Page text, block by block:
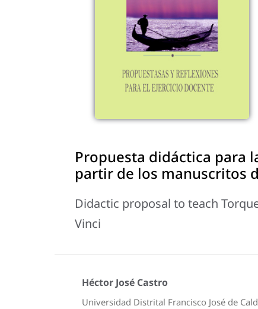
Propuesta didáctica para
partir de los manuscritos
Didactic proposal to teach
Vinci
Héctor José Castro
Universidad Distrital Francisco José de